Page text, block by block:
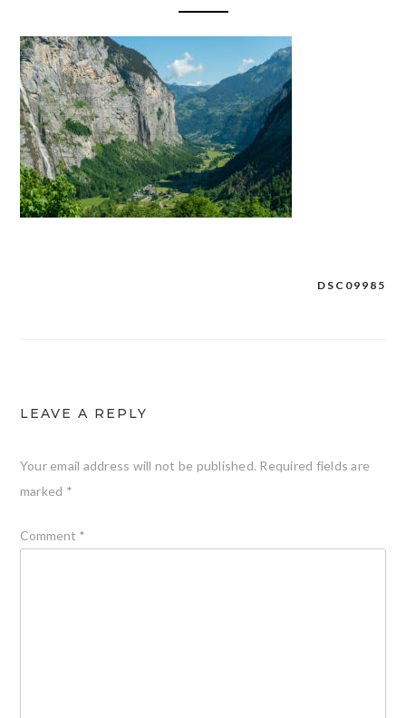
DSC09985
LEAVE A REPLY
Your email address will not be published. Required fields are
marked *
Comment *